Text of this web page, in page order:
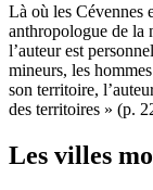
Là où les Cévennes
anthropologue de la
l’auteur est
mineurs, les
son territoire,
des territoires » (p.
Les villes